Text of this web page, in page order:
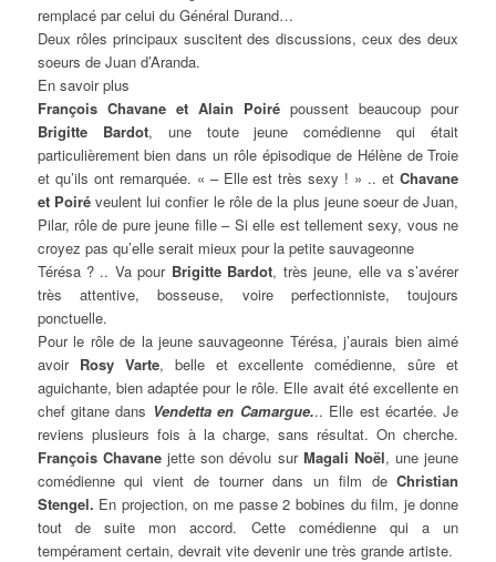
remplacé par celui du Général Durand…
Deux rôles principaux suscitent des discussions, ceux des deux
soeurs de Juan d’Aranda.
En savoir plus
François Chavane et Alain Poiré poussent beaucoup pour
Brigitte Bardot, une toute jeune comédienne qui était
particulièrement bien dans un rôle épisodique de Hélène de Troie
et qu’ils ont remarquée. « – Elle est très sexy ! » .. etChavane
et Poiréveulent lui confier le rôle de la plus jeune soeur de Juan,
Pilar, rôle de pure jeune fille – Si elle est tellement sexy, vous ne
croyez pas qu’elle serait mieux pour la petite sauvageonne
Térésa ? .. Va pour Brigitte Bardot, très jeune, elle va s’avérer
très attentive, bosseuse, voire perfectionniste, toujours
ponctuelle.
Pour le rôle de la jeune sauvageonne Térésa, j’aurais bien aimé
avoir Rosy Varte, belle et excellente comédienne, sûre et
aguichante, bien adaptée pour le rôle. Elle avait été excellente en
chef gitane dans Vendetta en Camargue... Elle est écartée. Je
reviens plusieurs fois à la charge, sans résultat. On cherche.
François Chavanejette son dévolu sur Magali Noël, une jeune
comédienne qui vient de tourner dans un film deChristian
Stengel. En projection, on me passe 2 bobines du film, je donne
tout de suite mon accord. Cette comédienne qui a un
tempérament certain, devrait vite devenir une très grande artiste.